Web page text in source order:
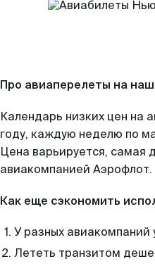
Про авиаперелеты на
Календарь низких цен на
году, каждую неделю по
Цена варьируется, самая
авиакомпанией Аэрофлот.
Как еще сэкономить
У разных авиакомпаний
Лететь транзитом